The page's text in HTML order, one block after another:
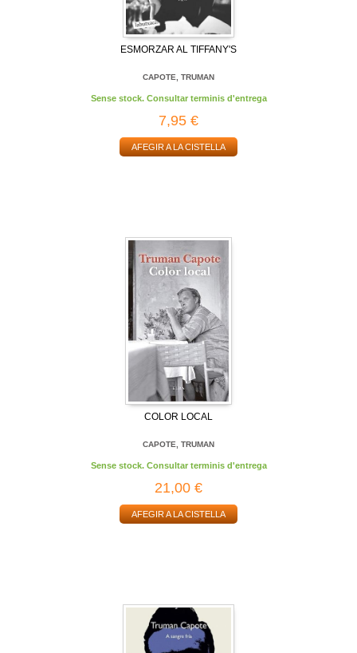
ESMORZAR AL TIFFANY'S
CAPOTE, TRUMAN
Sense stock. Consultar terminis d'entrega
7,95 €
AFEGIR A LA CISTELLA
COLOR LOCAL
CAPOTE, TRUMAN
Sense stock. Consultar terminis d'entrega
21,00 €
AFEGIR A LA CISTELLA